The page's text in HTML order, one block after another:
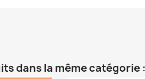
dans la même catégorie :